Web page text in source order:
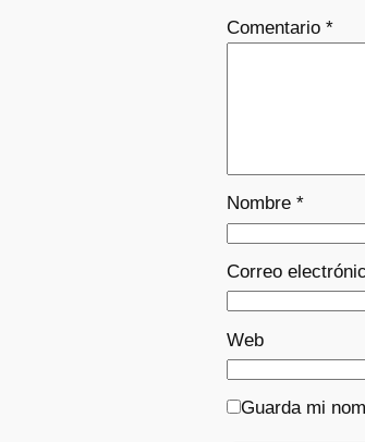
Comentario *
Nombre *
Correo
Web
Guarda mi